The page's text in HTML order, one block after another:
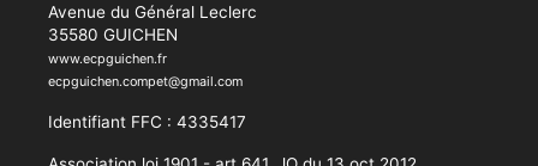
Avenue du Général Leclerc
35580 GUICHEN
www.ecpguichen.fr
ecpguichen.compet@gmail.com
Identifiant FFC : 4335417